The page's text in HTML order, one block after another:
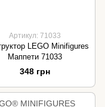
Артикул: 71033
LEGO Minifigures
Маппети 71033
348 грн